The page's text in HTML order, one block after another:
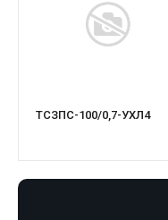
ТСЗПС-100/0,7-УХЛ4